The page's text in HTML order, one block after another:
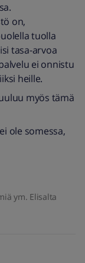
on,
tuolla
tasa-arvoa
ei onnistu
heille.
myös tämä
ole somessa,
ym. Elisalta